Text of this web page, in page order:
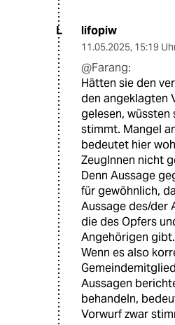
L lifopiw
11.05.2025, 15:19
@Farang:
Hätten sie den
den angeklagten
gelesen, wüssten
stimmt. Mangel
bedeutet hier
ZeugInnen nicht
Denn Aussage
für gewöhnlich,
Aussage des/der
die des Opfers
Angehörigen gibt.
Wenn es also
Aussagen
behandeln,
Vorwurf zwar